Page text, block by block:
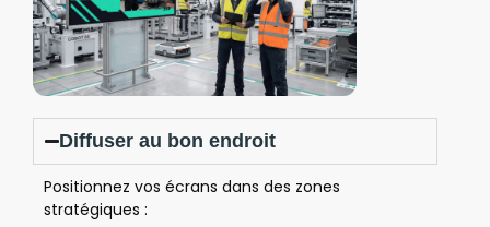
Diffuser au bon endroit
Positionnez vos écrans dans des zones
stratégiques :